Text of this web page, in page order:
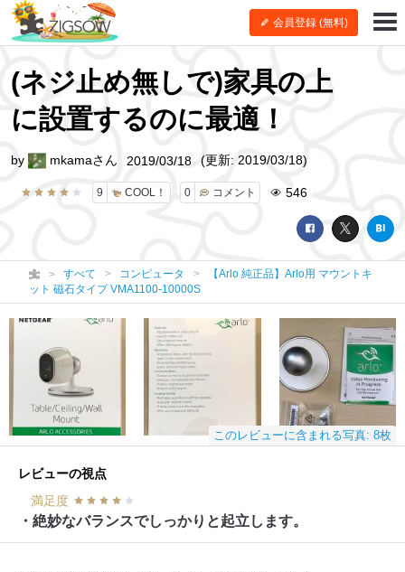
会員登録 (無料)
(ネジ止め無しで)家具の上
に設置するのに最適！
9 COOL！ 0 コメント 546
by mkamaさん 2019/03/18 (更新: 2019/03/18)
すべて コンピュータ
【Arlo 純正品】Arlo用 マウントキ
ット 磁石タイプ VMA1100-10000S
このレビューに含まれる写真: 8枚
レビューの視点
満足度
・絶妙なバランスでしっかりと起立します。